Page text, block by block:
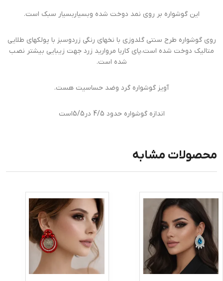
این گوشواره بر روی نمد دوخت شده وبسیاربسیار سبک است.
روی گوشواره طرح سنتی گلدوزی با نخهای رنگی زردوسبز با پولکهای طلایی
متالیک دوخت شده است،پای کاربا مروارید زرد جهت زیبایی بیشتر نصب
شده است.
آویز گوشواره گرد وضد حساسیت هست.
اندازه گوشواره حدود 4/5 در5/5است
محصولات مشابه